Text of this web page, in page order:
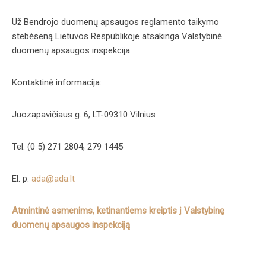
Už Bendrojo duomenų apsaugos reglamento taikymo
stebėseną Lietuvos Respublikoje atsakinga Valstybinė
duomenų apsaugos inspekcija.
Kontaktinė informacija:
Juozapavičiaus g. 6, LT-09310 Vilnius
Tel. (0 5) 271 2804, 279 1445
El. p. ada@ada.lt
Atmintinė asmenims, ketinantiems kreiptis į Valstybinę
duomenų apsaugos inspekciją